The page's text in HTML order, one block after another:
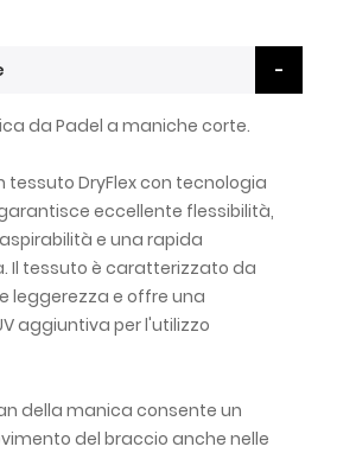
da Padel a maniche corte.
tessuto DryFlex con tecnologia
eccellente flessibilità,
e una rapida
Il tessuto è caratterizzato da
leggerezza e offre una
aggiuntiva per l'utilizzo
della manica consente un
del braccio anche nelle